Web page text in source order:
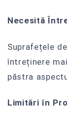
Necesită
Suprafețele
întreținere
păstra
Limitări în